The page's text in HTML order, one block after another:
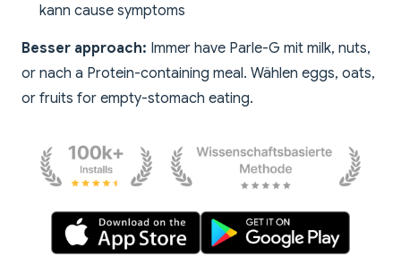
kann cause symptoms
Besser approach: Immer have Parle-G mit milk, nuts,
or nach a Protein-containing meal. Wählen eggs, oats,
or fruits for empty-stomach eating.